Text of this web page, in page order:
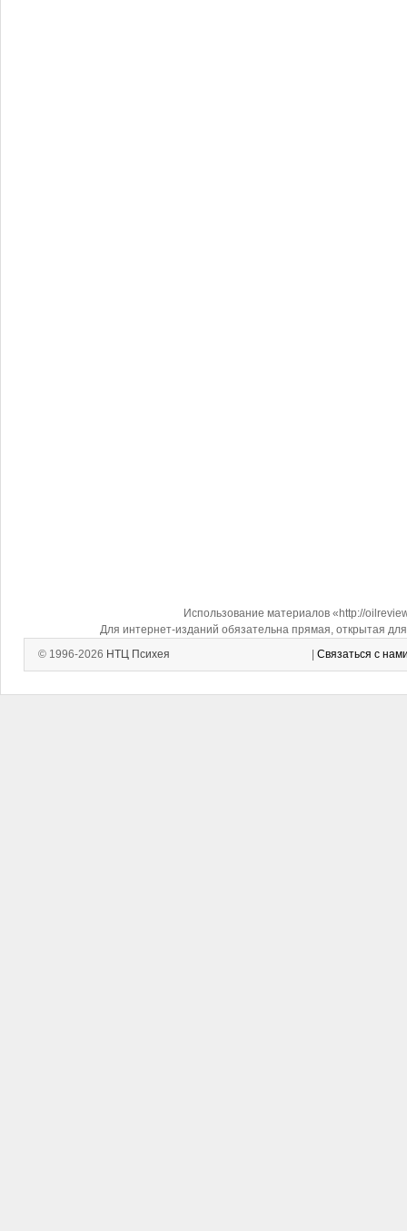
Использование материалов «http://
Для интернет-изданий обязательна прямая, открытая
© 1996-2026 НТЦ Психея Связаться с